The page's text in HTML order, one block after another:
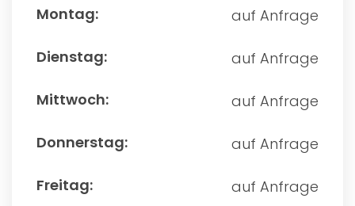
auf Anfrage
auf Anfrage
auf Anfrage
auf Anfrage
auf Anfrage